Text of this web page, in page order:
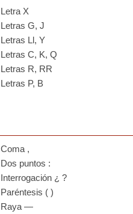
Letra X
Letras G, J
Letras Ll, Y
Letras C, K, Q
Letras R, RR
Letras P, B
Coma ,
Dos puntos :
Interrogación ¿ ?
Paréntesis ( )
Raya —